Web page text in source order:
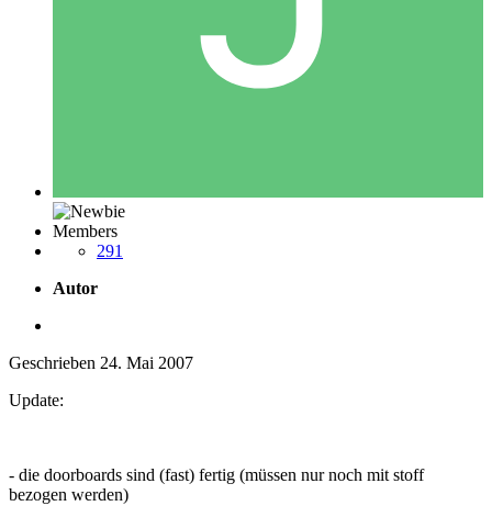
Members
291
Autor
Geschrieben 24. Mai 2007
Update:
- die doorboards sind (fast) fertig (müssen nur noch mit stoff
bezogen werden)